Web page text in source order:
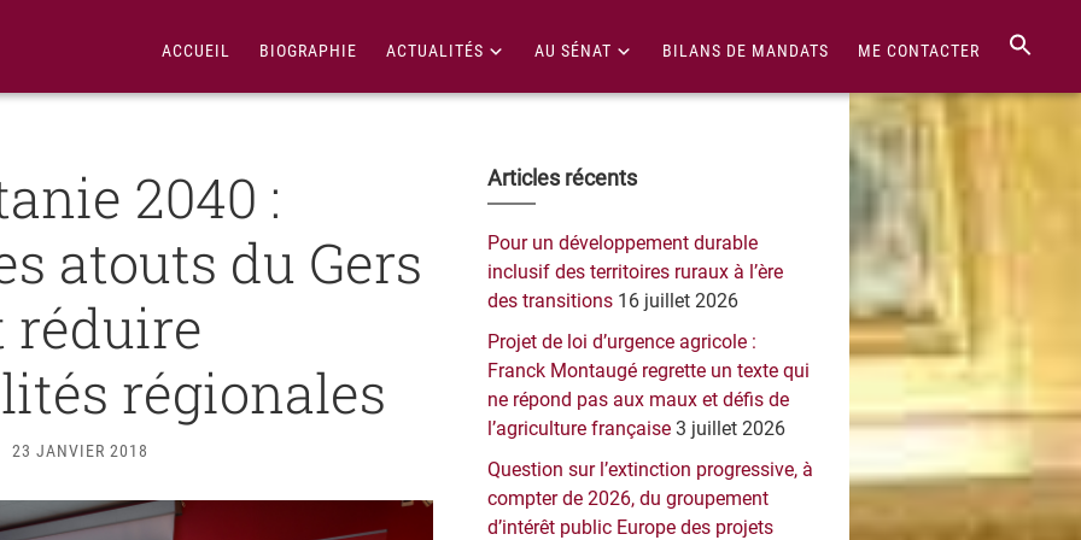
ACCUEIL BIOGRAPHIE ACTUALITÉS AU SÉNAT BILANS DE MANDATS ME CONTACTER
2040 :
atouts du Gers
réduire
régionales
23 JANVIER 2018
Barre
latérale
principale
Articles récents
Pour un développement durable
inclusif des territoires ruraux à l’ère
des transitions 16 juillet 2026
Projet de loi d’urgence agricole :
Franck Montaugé regrette un texte qui
ne répond pas aux maux et défis de
l’agriculture française 3 juillet 2026
Question sur l’extinction progressive, à
compter de 2026, du groupement
d’intérêt public Europe des projets